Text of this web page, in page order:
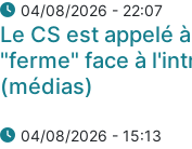
04/08/2026 - 22:07
Le CS est appelé
"ferme" face à
(médias)
04/08/2026 - 15:13